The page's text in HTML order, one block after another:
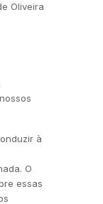
Oliveira
à
O
essas